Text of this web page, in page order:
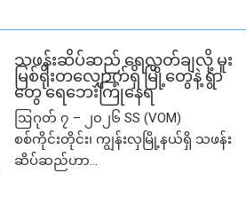
သဖန်းဆိပ်ဆည် ရေလွှတ်ချလို့ မူး
မြစ်ရိုးတလျှောက်ရှိ မြို့တွေနဲ့ ရွာ
တွေ ရေဘေးကြုံနေရ
ဩဂုတ် ၇ – ၂၀၂၆ SS (VOM)
စစ်ကိုင်းတိုင်း၊ ကျွန်းလှမြို့နယ်ရှိ သဖန်း
ဆိပ်ဆည်ဟာ...